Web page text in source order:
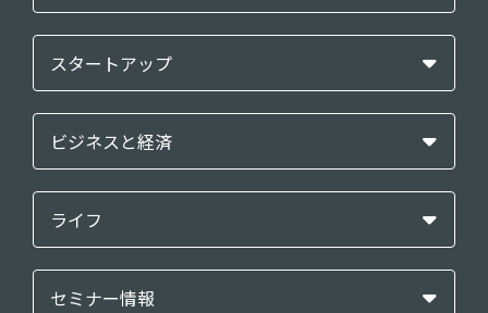
スタートアップ
ビジネスと経済
ライフ
セミナー情報